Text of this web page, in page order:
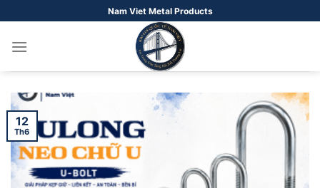
qua
nội
Nam Viet Metal Products
12
Th6